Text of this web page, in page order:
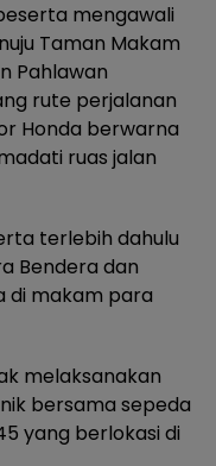
mengawali
Taman Makam
Pahlawan
rute perjalanan
Honda berwarna
ruas jalan
terlebih dahulu
Bendera dan
di makam para
melaksanakan
bersama sepeda
yang berlokasi di